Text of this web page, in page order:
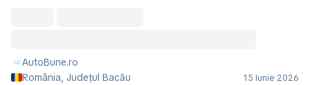
AutoBune.ro
România, Județul Bacău
15 Iunie 2026